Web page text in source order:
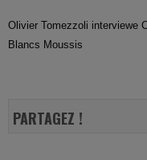
Olivier Tomezzoli interviewe
Blancs Moussis
PARTAGEZ !